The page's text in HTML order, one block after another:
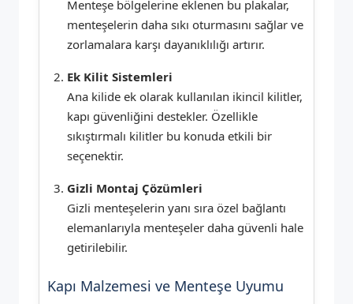
Menteşe bölgelerine eklenen bu plakalar,
menteşelerin daha sıkı oturmasını sağlar ve
zorlamalara karşı dayanıklılığı artırır.
Ek Kilit Sistemleri
Ana kilide ek olarak kullanılan ikincil kilitler,
kapı güvenliğini destekler. Özellikle
sıkıştırmalı kilitler bu konuda etkili bir
seçenektir.
Gizli Montaj Çözümleri
Gizli menteşelerin yanı sıra özel bağlantı
elemanlarıyla menteşeler daha güvenli hale
getirilebilir.
Kapı Malzemesi ve Menteşe Uyumu